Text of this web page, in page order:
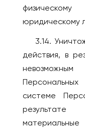
юридическому
3.14.
действия, в
невозможным
системе